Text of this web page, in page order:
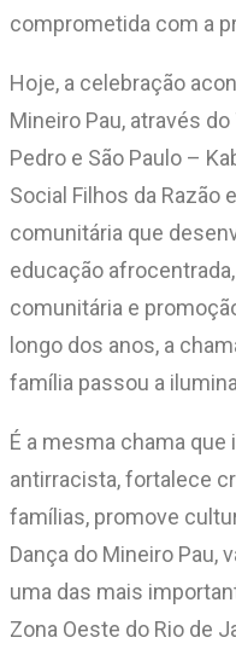
comprometida com a
Hoje, a celebração
Mineiro Pau, através
Pedro e São Paulo –
Social Filhos da Razão
comunitária que
educação
comunitária e
longo dos anos, a
família passou a
É a mesma chama
antirracista, fortalece
famílias, promove
Dança do Mineiro Pau,
uma das mais
Zona Oeste do Rio de